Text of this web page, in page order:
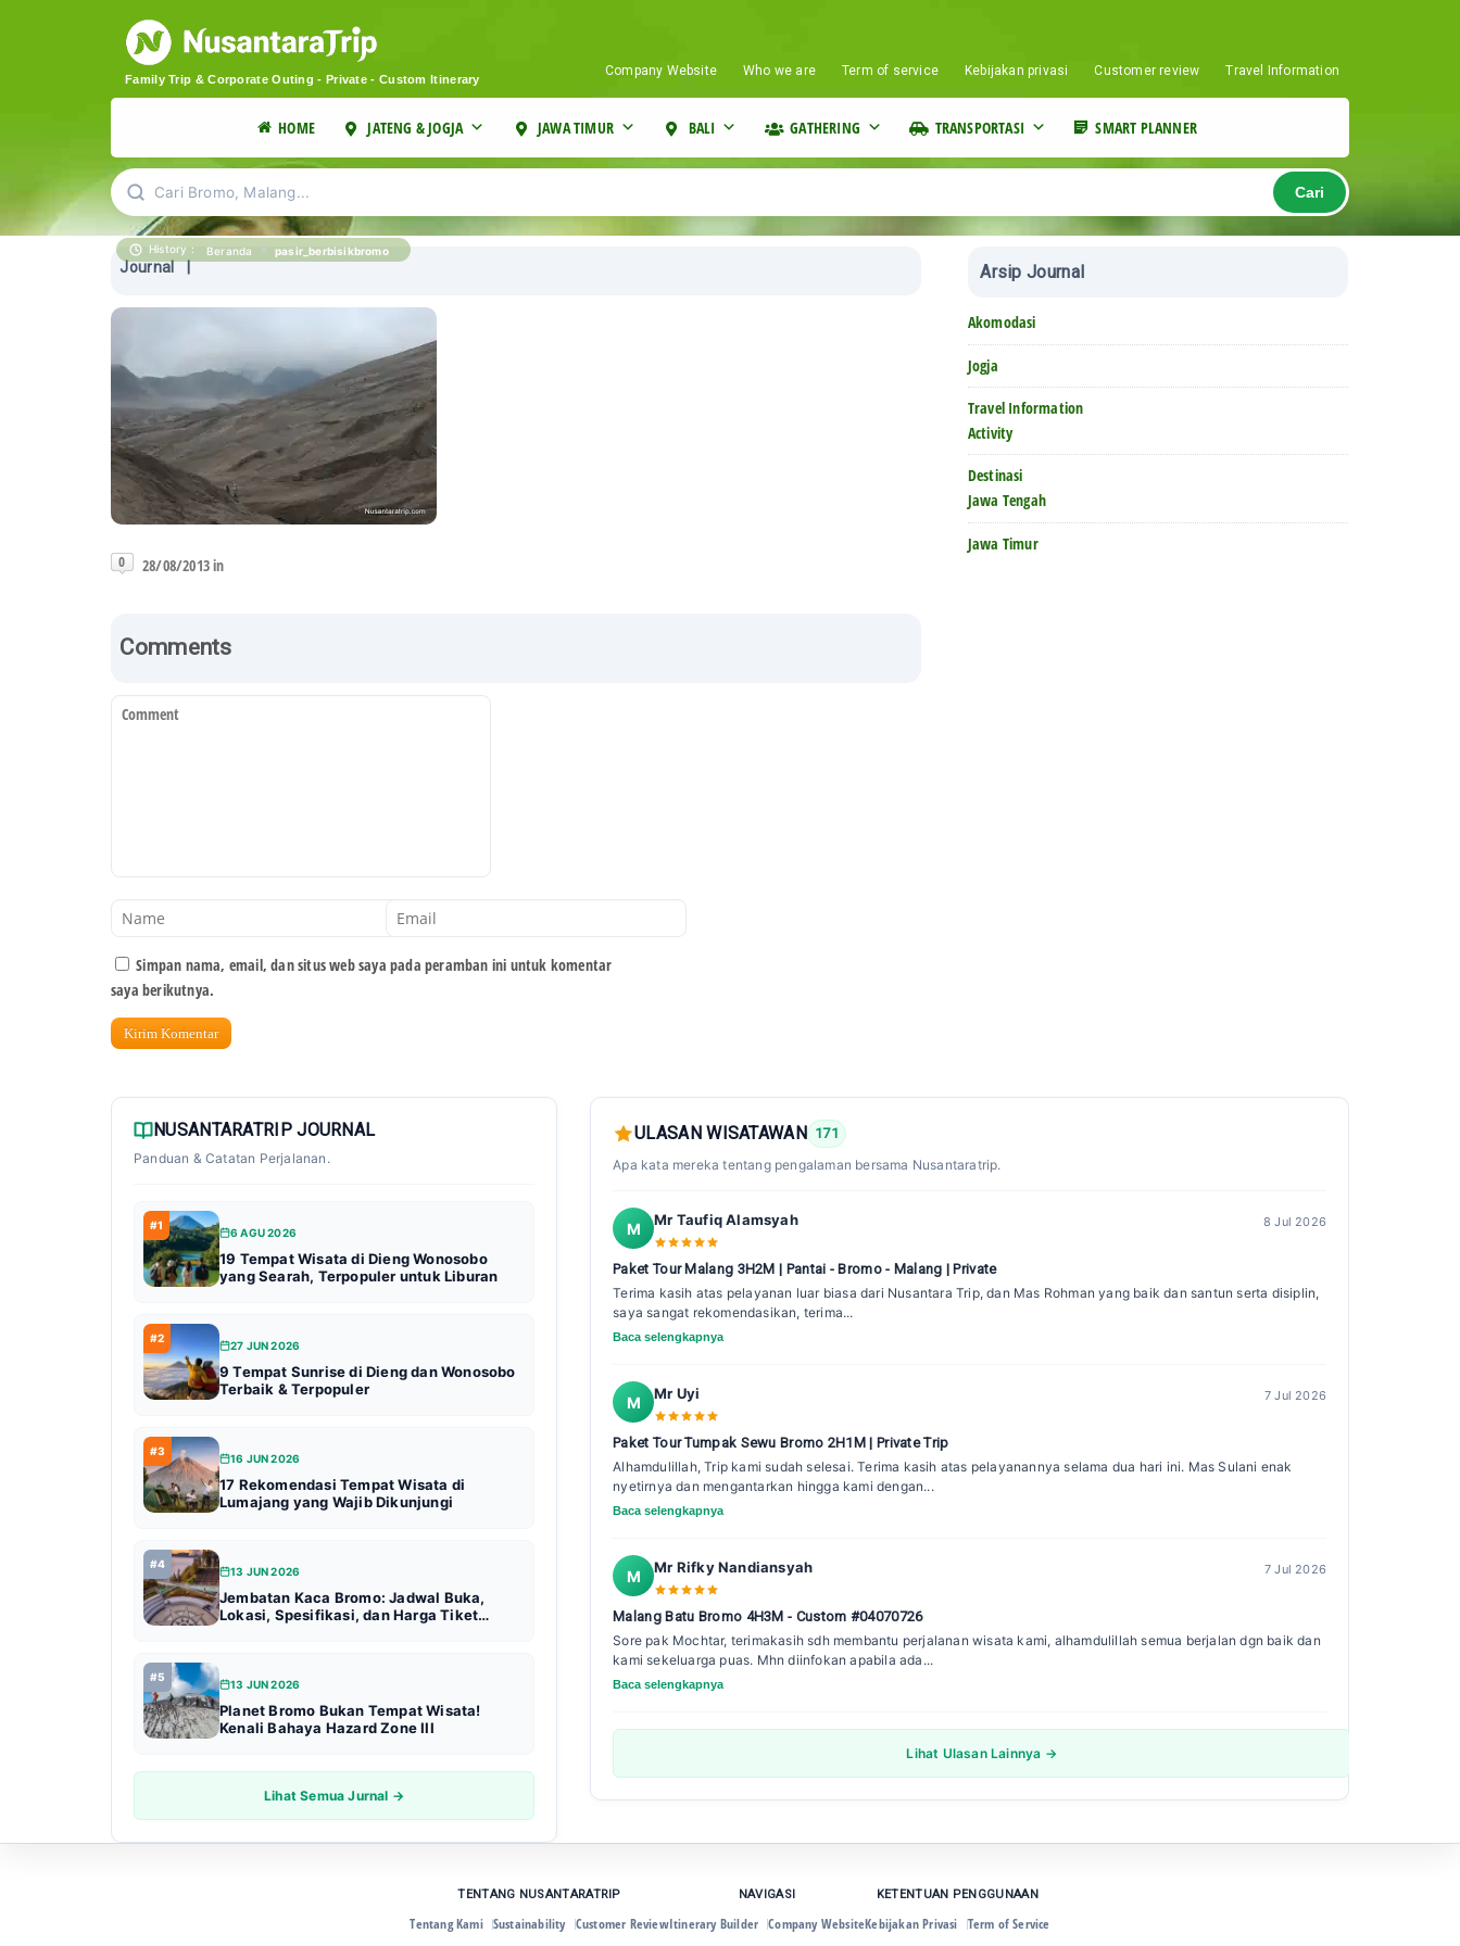
Family Trip & Corporate Outing - Private - Custom Itinerary
Company Website Who we are Term of service Kebijakan privasi Customer review Travel Information
HOME JATENG & JOGJA JAWA TIMUR BALI GATHERING TRANSPORTASI SMART PLANNER
Cari Bromo, Malang... Cari
History : Beranda » pasir_berbisikbromo
Journal |
0 28/08/2013 in
Comments
Simpan nama, email, dan situs web saya pada peramban ini untuk komentar
saya berikutnya.
Arsip Journal
Akomodasi
Jogja
Travel Information
Activity
Destinasi
Jawa Tengah
Jawa Timur
NUSANTARATRIP JOURNAL
Panduan & Catatan Perjalanan.
#1
6 AGU 2026
19 Tempat Wisata di Dieng Wonosobo
yang Searah, Terpopuler untuk Liburan
#2
27 JUN 2026
9 Tempat Sunrise di Dieng dan Wonosobo
Terbaik & Terpopuler
#3
16 JUN 2026
17 Rekomendasi Tempat Wisata di
Lumajang yang Wajib Dikunjungi
#4
13 JUN 2026
Jembatan Kaca Bromo: Jadwal Buka,
Lokasi, Spesifikasi, dan Harga Tiket
#5
13 JUN 2026
Planet Bromo Bukan Tempat Wisata!
Kenali Bahaya Hazard Zone III
Lihat Semua Jurnal →
ULASAN WISATAWAN
171
Apa kata mereka tentang pengalaman bersama Nusantaratrip.
M Mr Taufiq Alamsyah 8 Jul 2026
Paket Tour Malang 3H2M | Pantai - Bromo - Malang | Private
Terima kasih atas pelayanan luar biasa dari Nusantara Trip, dan Mas Rohman yang baik dan santun serta disiplin,
saya sangat rekomendasikan, terima...
Baca selengkapnya
M Mr Uyi 7 Jul 2026
Paket Tour Tumpak Sewu Bromo 2H1M | Private Trip
Alhamdulillah, Trip kami sudah selesai. Terima kasih atas pelayanannya selama dua hari ini. Mas Sulani enak
nyetirnya dan mengantarkan hingga kami dengan...
Baca selengkapnya
M Mr Rifky Nandiansyah 7 Jul 2026
Malang Batu Bromo 4H3M - Custom #04070726
Sore pak Mochtar, terimakasih sdh membantu perjalanan wisata kami, alhamdulillah semua berjalan dgn baik dan
kami sekeluarga puas. Mhn diinfokan apabila ada...
Baca selengkapnya
Lihat Ulasan Lainnya →
TENTANG NUSANTARATRIP
Tentang Kami Sustainability Customer Review
NAVIGASI
Itinerary Builder Company Website
KETENTUAN PENGGUNAAN
Kebijakan Privasi Term of Service